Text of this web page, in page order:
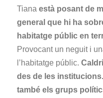
Tianaestà posant de
general que hi ha
habitatge públic en
Provocant un neguit i
l’habitatge públic.
des de les
també els grups